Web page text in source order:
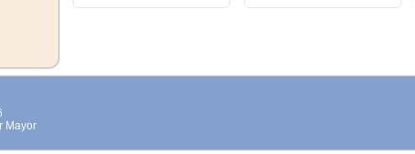
Mayor